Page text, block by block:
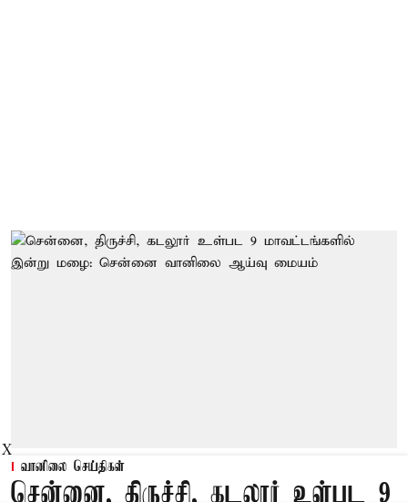
வானிலை செய்திகள்
சென்னை, திருச்சி, கடலூர் உள்பட 9
X